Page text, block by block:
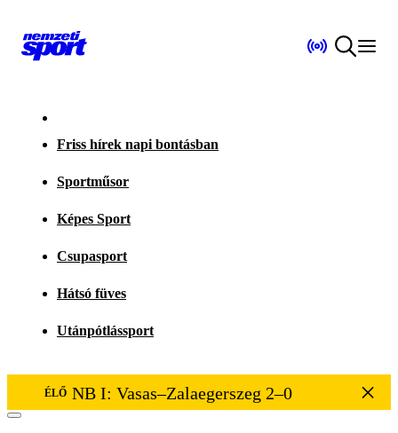
Friss hírek napi bontásban
Sportműsor
Képes Sport
Csupasport
Hátsó füves
Utánpótlássport
ÉLŐ NB I: Vasas–Zalaegerszeg 2–0